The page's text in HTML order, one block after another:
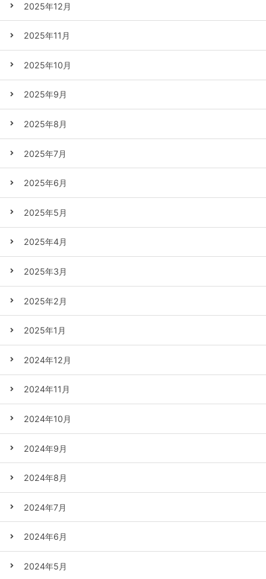
2025年12月
2025年11月
2025年10月
2025年9月
2025年8月
2025年7月
2025年6月
2025年5月
2025年4月
2025年3月
2025年2月
2025年1月
2024年12月
2024年11月
2024年10月
2024年9月
2024年8月
2024年7月
2024年6月
2024年5月